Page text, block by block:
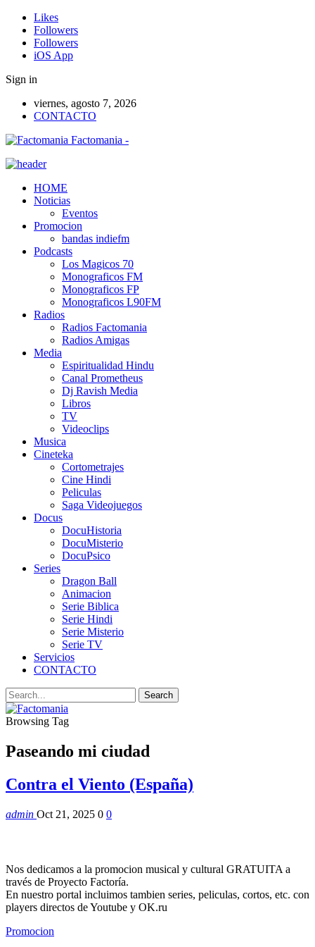
Likes
Followers
Followers
iOS App
Sign in
viernes, agosto 7, 2026
CONTACTO
Factomania -
HOME
Noticias
Eventos
Promocion
bandas indiefm
Podcasts
Los Magicos 70
Monograficos FM
Monograficos FP
Monograficos L90FM
Radios
Radios Factomania
Radios Amigas
Media
Espiritualidad Hindu
Canal Prometheus
Dj Ravish Media
Libros
TV
Videoclips
Musica
Cineteka
Cortometrajes
Cine Hindi
Peliculas
Saga Videojuegos
Docus
DocuHistoria
DocuMisterio
DocuPsico
Series
Dragon Ball
Animacion
Serie Biblica
Serie Hindi
Serie Misterio
Serie TV
Servicios
CONTACTO
Browsing Tag
Paseando mi ciudad
Contra el Viento (España)
admin Oct 21, 2025 0 0
Nos dedicamos a la promocion musical y cultural GRATUITA a
través de Proyecto Factoría.
En nuestro portal incluimos tambien series, peliculas, cortos, etc. con
players directos de Youtube y OK.ru
Promocion